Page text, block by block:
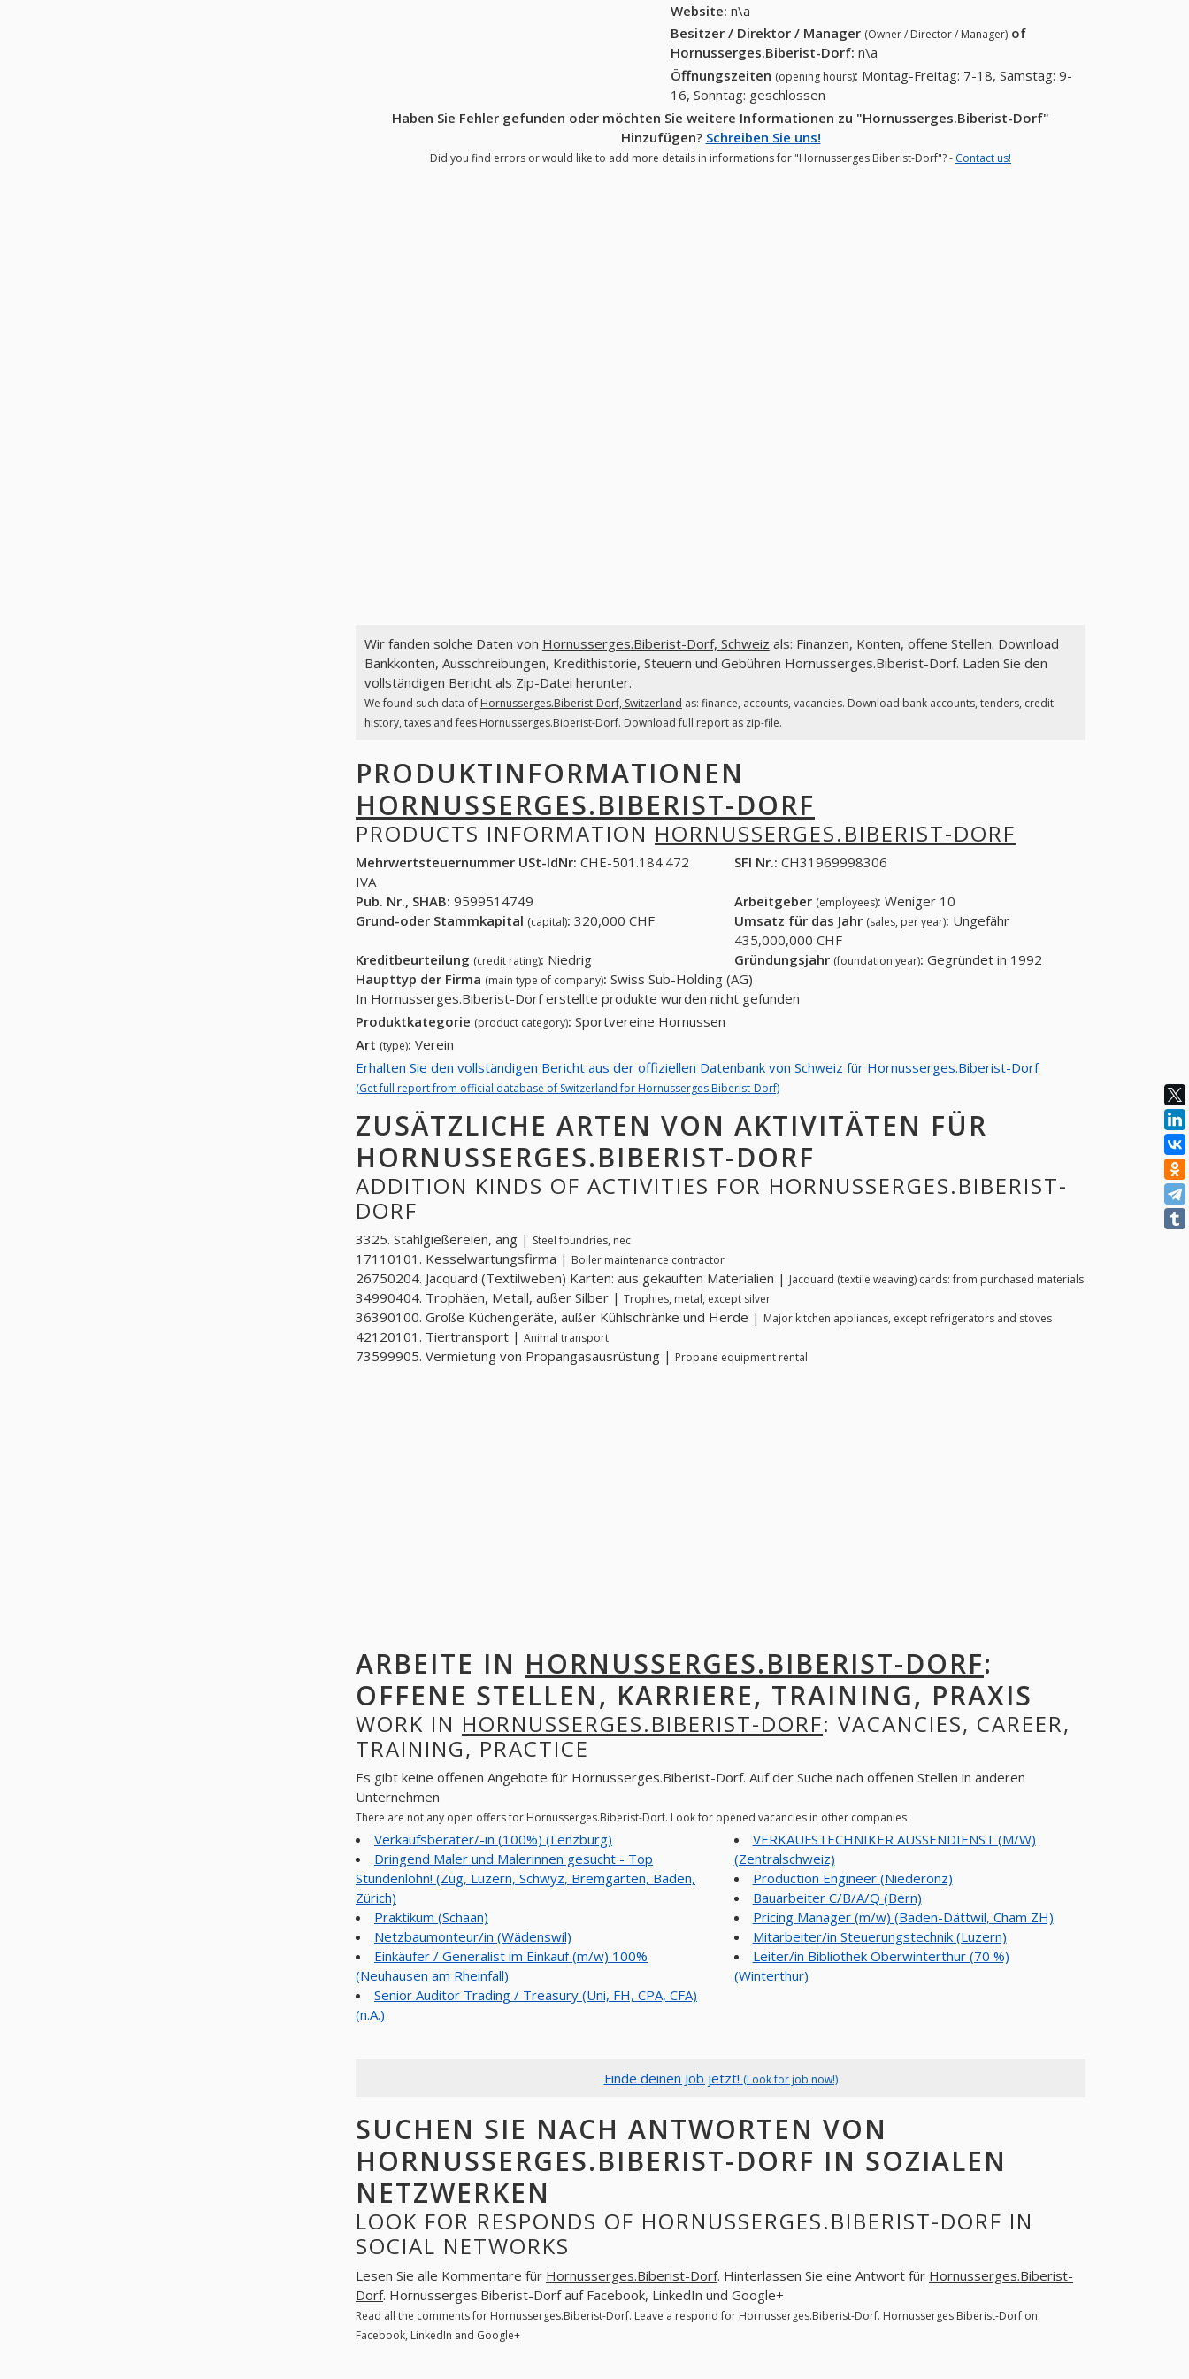
Website: n\a
Besitzer / Direktor / Manager (Owner / Director / Manager) of
Hornusserges.Biberist-Dorf: n\a
Öffnungszeiten (opening hours): Montag-Freitag: 7-18, Samstag: 9-
16, Sonntag: geschlossen
Haben Sie Fehler gefunden oder möchten Sie weitere Informationen zu "Hornusserges.Biberist-Dorf"
Hinzufügen? Schreiben Sie uns!
Did you find errors or would like to add more details in informations for "Hornusserges.Biberist-Dorf"? - Contact us!
Wir fanden solche Daten von Hornusserges.Biberist-Dorf, Schweiz als: Finanzen, Konten, offene Stellen. Download
Bankkonten, Ausschreibungen, Kredithistorie, Steuern und Gebühren Hornusserges.Biberist-Dorf. Laden Sie den
vollständigen Bericht als Zip-Datei herunter.
We found such data of Hornusserges.Biberist-Dorf, Switzerland as: finance, accounts, vacancies. Download bank accounts, tenders, credit
history, taxes and fees Hornusserges.Biberist-Dorf. Download full report as zip-file.
PRODUKTINFORMATIONEN
HORNUSSERGES.BIBERIST-DORF
PRODUCTS INFORMATION HORNUSSERGES.BIBERIST-DORF
Mehrwertsteuernummer USt-IdNr: CHE-501.184.472
IVA
SFI Nr.: CH31969998306
Pub. Nr., SHAB: 9599514749 Arbeitgeber (employees): Weniger 10
Grund-oder Stammkapital (capital): 320,000 CHF Umsatz für das Jahr (sales, per year): Ungefähr
435,000,000 CHF
Kreditbeurteilung (credit rating): Niedrig Gründungsjahr (foundation year): Gegründet in 1992
Haupttyp der Firma (main type of company): Swiss Sub-Holding (AG)
In Hornusserges.Biberist-Dorf erstellte produkte wurden nicht gefunden
Produktkategorie (product category): Sportvereine Hornussen
Art (type): Verein
Erhalten Sie den vollständigen Bericht aus der offiziellen Datenbank von Schweiz für Hornusserges.Biberist-Dorf
(Get full report from official database of Switzerland for Hornusserges.Biberist-Dorf)
ZUSÄTZLICHE ARTEN VON AKTIVITÄTEN FÜR
HORNUSSERGES.BIBERIST-DORF
ADDITION KINDS OF ACTIVITIES FOR HORNUSSERGES.BIBERIST-
DORF
3325. Stahlgießereien, ang | Steel foundries, nec
17110101. Kesselwartungsfirma | Boiler maintenance contractor
26750204. Jacquard (Textilweben) Karten: aus gekauften Materialien | Jacquard (textile weaving) cards: from purchased materials
34990404. Trophäen, Metall, außer Silber | Trophies, metal, except silver
36390100. Große Küchengeräte, außer Kühlschränke und Herde | Major kitchen appliances, except refrigerators and stoves
42120101. Tiertransport | Animal transport
73599905. Vermietung von Propangasausrüstung | Propane equipment rental
ARBEITE IN HORNUSSERGES.BIBERIST-DORF:
OFFENE STELLEN, KARRIERE, TRAINING, PRAXIS
WORK IN HORNUSSERGES.BIBERIST-DORF: VACANCIES, CAREER,
TRAINING, PRACTICE
Es gibt keine offenen Angebote für Hornusserges.Biberist-Dorf. Auf der Suche nach offenen Stellen in anderen
Unternehmen
There are not any open offers for Hornusserges.Biberist-Dorf. Look for opened vacancies in other companies
Verkaufsberater/-in (100%) (Lenzburg)
Dringend Maler und Malerinnen gesucht - Top
Stundenlohn! (Zug, Luzern, Schwyz, Bremgarten, Baden,
Zürich)
Praktikum (Schaan)
Netzbaumonteur/in (Wädenswil)
Einkäufer / Generalist im Einkauf (m/w) 100%
(Neuhausen am Rheinfall)
Senior Auditor Trading / Treasury (Uni, FH, CPA, CFA)
(n.A.)
VERKAUFSTECHNIKER AUSSENDIENST (M/W)
(Zentralschweiz)
Production Engineer (Niederönz)
Bauarbeiter C/B/A/Q (Bern)
Pricing Manager (m/w) (Baden-Dättwil, Cham ZH)
Mitarbeiter/in Steuerungstechnik (Luzern)
Leiter/in Bibliothek Oberwinterthur (70 %)
(Winterthur)
Finde deinen Job jetzt! (Look for job now!)
SUCHEN SIE NACH ANTWORTEN VON
HORNUSSERGES.BIBERIST-DORF IN SOZIALEN
NETZWERKEN
LOOK FOR RESPONDS OF HORNUSSERGES.BIBERIST-DORF IN
SOCIAL NETWORKS
Lesen Sie alle Kommentare für Hornusserges.Biberist-Dorf. Hinterlassen Sie eine Antwort für Hornusserges.Biberist-
Dorf. Hornusserges.Biberist-Dorf auf Facebook, LinkedIn und Google+
Read all the comments for Hornusserges.Biberist-Dorf. Leave a respond for Hornusserges.Biberist-Dorf. Hornusserges.Biberist-Dorf on
Facebook, LinkedIn and Google+